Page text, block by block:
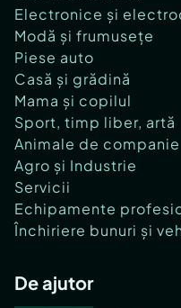
Electronice și
Modă și frumusețe
Piese auto
Casă și grădină
Mama și copilul
Sport, timp liber, artă
Animale de companie
Agro și Industrie
Servicii
Echipamente
Închiriere bunuri și
De ajutor